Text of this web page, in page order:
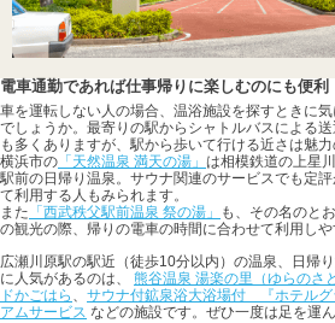
電車通勤であれば仕事帰りに楽しむのにも便利
車を運転しない人の場合、温浴施設を探すときに
でしょうか。最寄りの駅からシャトルバスによる
も多くありますが、駅から歩いて行ける近さは魅力
横浜市の 「天然温泉 満天の湯」 は相模鉄道の上星
駅前の日帰り温泉。サウナ関連のサービスでも定
て利用する人もみられます。
また 「西武秩父駅前温泉 祭の湯」
も、その名のと
の観光の際、帰りの電車の時間に合わせて利用しや
広瀬川原駅の駅近（徒歩10分以内）の温泉、日帰
に人気があるのは、 熊谷温泉 湯楽の里（ゆらのさと
ドかごはら 、 サウナ付鉱泉浴大浴場付 『ホテル
アムサービス などの施設です。ぜひ一度は足を運